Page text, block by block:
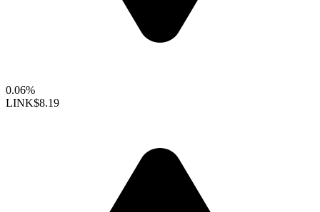
0.06%
LINK$8.19